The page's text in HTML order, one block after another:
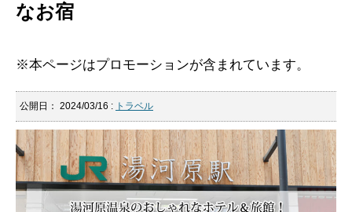
なお宿
※本ページはプロモーションが含まれています。
公開日： 2024/03/16 : トラベル